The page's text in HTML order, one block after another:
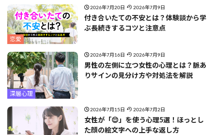
恋愛
2026年7月20日 2026年7月9日
付き合いたての不安とは？体験談から学
ぶ長続きするコツと注意点
深層心理
2026年7月16日 2026年7月9日
男性の左側に立つ女性の心理とは？脈あ
りサインの見分け方や対処法を解説
2026年7月15日 2026年7月2日
女性が「😌」を使う心理5選！ほっとし
た顔の絵文字への上手な返し方